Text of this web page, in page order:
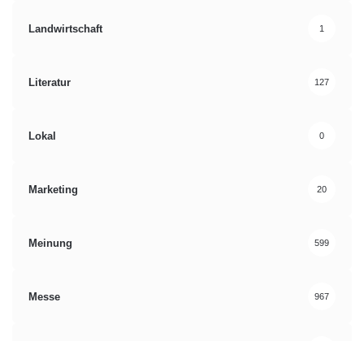
Landwirtschaft 1
Literatur 127
Lokal 0
Marketing 20
Meinung 599
Messe 967